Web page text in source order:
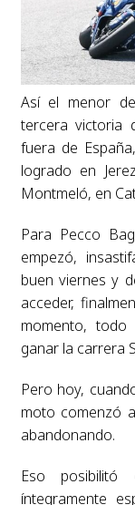
Así el menor
tercera victoria
fuera de
logrado en
Montmeló, en
Para Pecco
empezó,
buen viernes y
acceder,
momento, todo
ganar la carrera
Pero hoy,
moto comenzó
abandonando.
Eso
íntegramente